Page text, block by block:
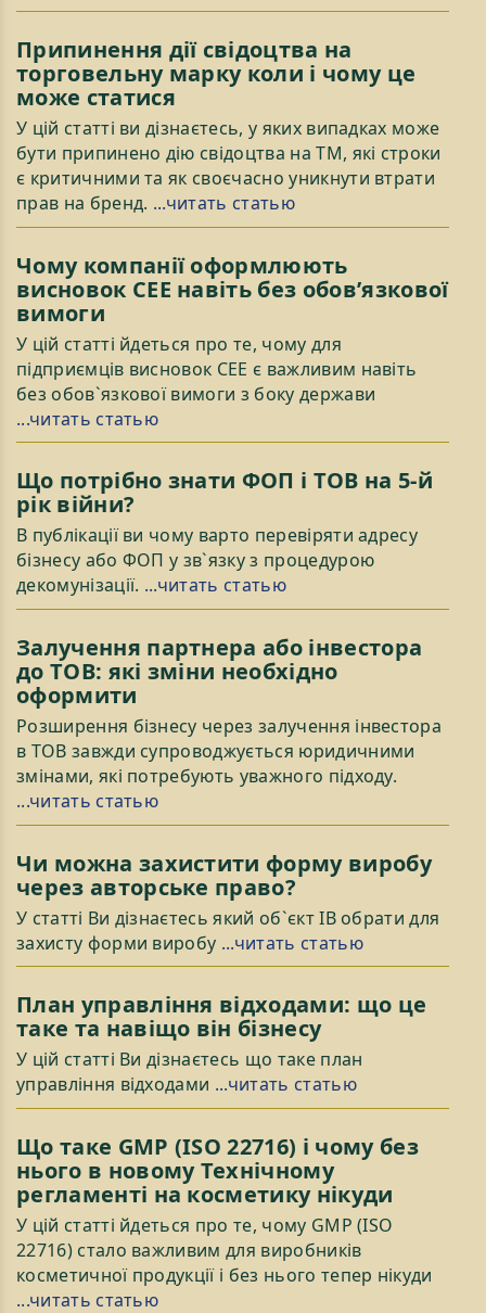
Припинення дії свідоцтва на
торговельну марку коли і чому це
може статися
У цій статті ви дізнаєтесь, у яких випадках може
бути припинено дію свідоцтва на ТМ, які строки
є критичними та як своєчасно уникнути втрати
прав на бренд. ...читать статью
Чому компанії оформлюють
висновок СЕЕ навіть без обов’язкової
вимоги
У цій статті йдеться про те, чому для
підприємців висновок СЕЕ є важливим навіть
без обов`язкової вимоги з боку держави
...читать статью
Що потрібно знати ФОП і ТОВ на 5-й
рік війни?
В публікації ви чому варто перевіряти адресу
бізнесу або ФОП у зв`язку з процедурою
декомунізації. ...читать статью
Залучення партнера або інвестора
до ТОВ: які зміни необхідно
оформити
Розширення бізнесу через залучення інвестора
в ТОВ завжди супроводжується юридичними
змінами, які потребують уважного підходу.
...читать статью
Чи можна захистити форму виробу
через авторське право?
У статті Ви дізнаєтесь який об`єкт ІВ обрати для
захисту форми виробу ...читать статью
План управління відходами: що це
таке та навіщо він бізнесу
У цій статті Ви дізнаєтесь що таке план
управління відходами ...читать статью
Що таке GMP (ISO 22716) і чому без
нього в новому Технічному
регламенті на косметику нікуди
У цій статті йдеться про те, чому GMP (ISO
22716) стало важливим для виробників
косметичної продукції і без нього тепер нікуди
...читать статью